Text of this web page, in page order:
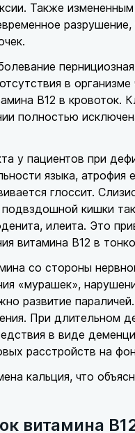
Также
разрушение,
в
В12 в кровоток.
полностью
у пациентов при
языка, атрофия
глоссит.
кишки
илеита. Это
витамина В12 в
со стороны
«мурашек»,
развитие
При длительном
в виде
расстройств на
кальция, что
витамина